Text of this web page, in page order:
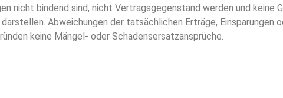
nicht bindend sind, nicht Vertragsgegenstand werden und
Abweichungen der tatsächlichen Erträge,
keine Mängel- oder Schadensersatzansprüche.